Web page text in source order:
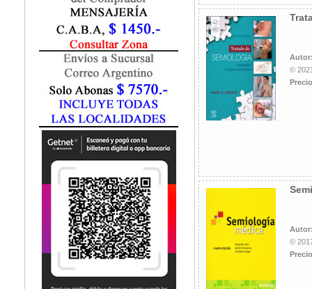
Fisiología / Fisiopatología
Fonoaudiología
Gastroenterología
Geriatría
Ginecología / Obstetricia
Hematología
Histología
Homeopatía
Infectología
Inmunología
Instrumentación Quirurgica
Medicina del Deporte / Rehabilitación
Medicina Emergencias / Urgencias
Medicina Forense / Legal
Medicina General
©
©